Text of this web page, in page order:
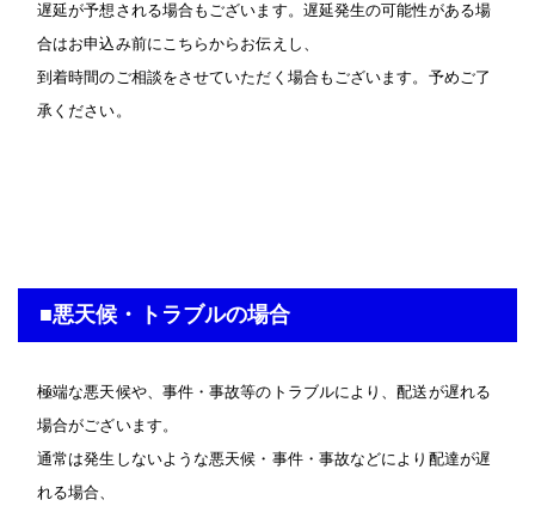
遅延が予想される場合もございます。遅延発生の可能性がある場
合はお申込み前にこちらからお伝えし、
到着時間のご相談をさせていただく場合もございます。予めご了
承ください。
■悪天候・トラブルの場合
極端な悪天候や、事件・事故等のトラブルにより、配送が遅れる
場合がございます。
通常は発生しないような悪天候・事件・事故などにより配達が遅
れる場合、